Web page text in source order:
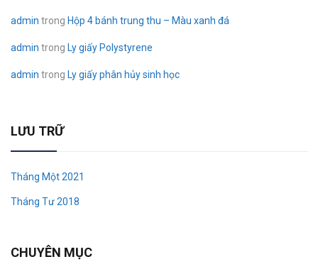
admin trong Hộp 4 bánh trung thu – Màu xanh đá
admin trong Ly giấy Polystyrene
admin trong Ly giấy phân hủy sinh học
LƯU TRỮ
Tháng Một 2021
Tháng Tư 2018
CHUYÊN MỤC